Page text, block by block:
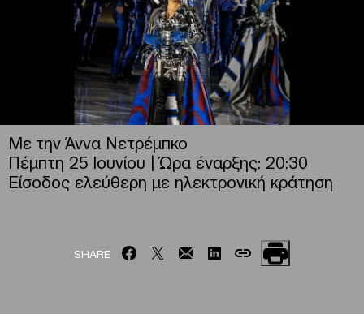
Με την Άννα Νετρέμπκο
Πέμπτη 25 Ιουνίου | Ώρα έναρξης: 20:30
Είσοδος ελεύθερη με ηλεκτρονική κράτηση
SHARE